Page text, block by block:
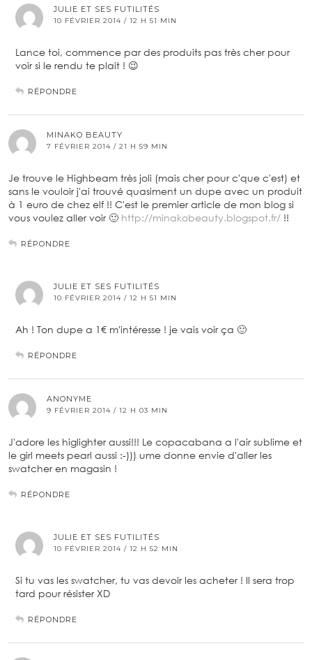
JULIE ET SES FUTILITÉS
10 FÉVRIER 2014 / 12 H 51 MIN
Lance toi, commence par des produits pas très cher pour
voir si le rendu te plait ! 😉
RÉPONDRE
MINAKO BEAUTY
7 FÉVRIER 2014 / 21 H 59 MIN
Je trouve le Highbeam très joli (mais cher pour c'que c'est) et
sans le vouloir j'ai trouvé quasiment un dupe avec un produit
à 1 euro de chez elf !! C'est le premier article de mon blog si
vous voulez aller voir 🙂 http://minakobeauty.blogspot.fr/ !!
RÉPONDRE
JULIE ET SES FUTILITÉS
10 FÉVRIER 2014 / 12 H 51 MIN
Ah ! Ton dupe a 1€ m'intéresse ! je vais voir ça 🙂
RÉPONDRE
ANONYME
9 FÉVRIER 2014 / 12 H 03 MIN
J'adore les higlighter aussi!!! Le copacabana a l'air sublime et
le girl meets pearl aussi :-))) ume donne envie d'aller les
swatcher en magasin !
RÉPONDRE
JULIE ET SES FUTILITÉS
10 FÉVRIER 2014 / 12 H 52 MIN
Si tu vas les swatcher, tu vas devoir les acheter ! Il sera trop
tard pour résister XD
RÉPONDRE